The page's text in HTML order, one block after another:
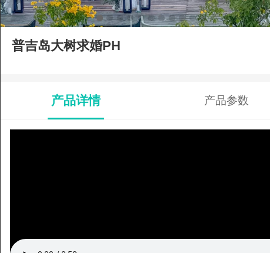
普吉岛大树求婚PH
产品详情 产品参数